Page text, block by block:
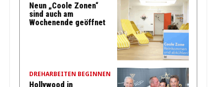
Neun „Coole Zonen“
sind auch am
Wochenende geöffnet
DREHARBEITEN BEGINNEN
Hollywood in